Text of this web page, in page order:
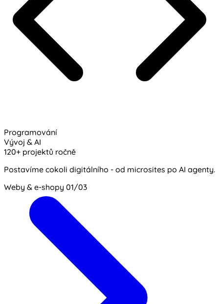
Programování
Vývoj & AI
120+ projektů ročně
Postavíme cokoli digitálního - od microsites po AI agenty.
Weby & e-shopy 01/03